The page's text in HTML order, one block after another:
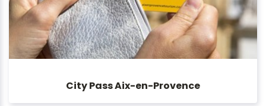
City Pass Aix-en-Provence